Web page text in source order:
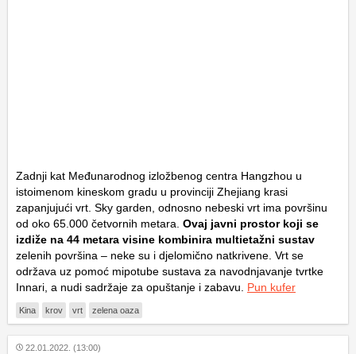
Zadnji kat Međunarodnog izložbenog centra Hangzhou u
istoimenom kineskom gradu u provinciji Zhejiang krasi
zapanjujući vrt. Sky garden, odnosno nebeski vrt ima površinu
od oko 65.000 četvornih metara. Ovaj javni prostor koji se
izdiže na 44 metara visine kombinira multietažni sustav
zelenih površina – neke su i djelomično natkrivene. Vrt se
održava uz pomoć mipotube sustava za navodnjavanje tvrtke
Innari, a nudi sadržaje za opuštanje i zabavu. Pun kufer
Kina krov vrt zelena oaza
22.01.2022. (13:00)